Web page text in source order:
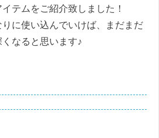
テムをご紹介致しました！
に使い込んでいけば、まだまだ
なると思います♪